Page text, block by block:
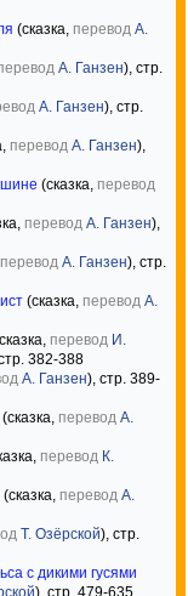
(сказка, перевод А.
А. Ганзен), стр.
А. Ганзен), стр.
перевод А. Ганзен),
(сказка, перевод
перевод А. Ганзен),
перевод А. Ганзен), стр.
(сказка, перевод А.
перевод И.
382-388
А. Ганзен), стр. 389-
(сказка, перевод А.
перевод К.
(сказка, перевод А.
Т. Озёрской), стр.
с дикими гусями
), стр. 479-635